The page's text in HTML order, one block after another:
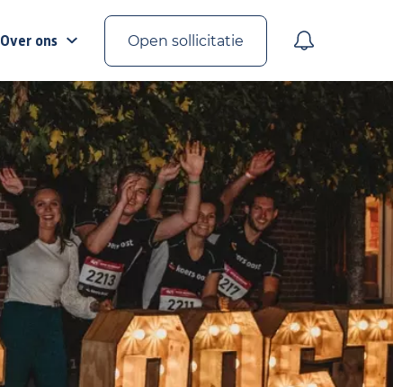
Over ons Open sollicitatie